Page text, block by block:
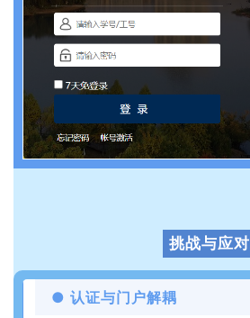
挑战与应对
● 认证与门户解耦